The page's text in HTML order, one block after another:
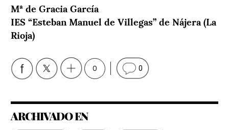
Mª de Gracia García
IES “Esteban Manuel de Villegas” de Nájera (La
Rioja)
0 0
ARCHIVADO EN